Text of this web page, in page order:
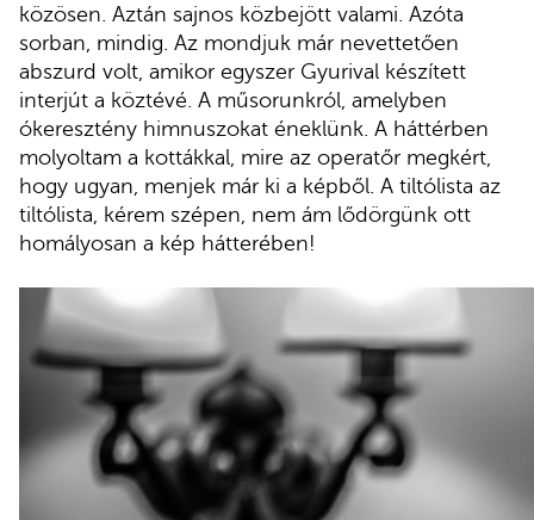
közösen. Aztán sajnos közbejött valami. Azóta
sorban, mindig. Az mondjuk már nevettetően
abszurd volt, amikor egyszer Gyurival készített
interjút a köztévé. A műsorunkról, amelyben
ókeresztény himnuszokat éneklünk. A háttérben
molyoltam a kottákkal, mire az operatőr megkért,
hogy ugyan, menjek már ki a képből. A tiltólista az
tiltólista, kérem szépen, nem ám lődörgünk ott
homályosan a kép hátterében!